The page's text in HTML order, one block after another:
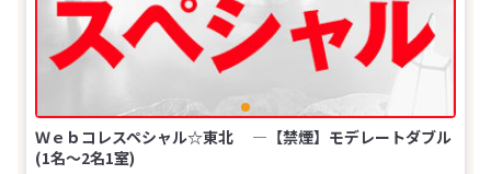
Ｗｅｂコレスペシャル☆東北 ―【禁煙】モデレートダブル
(1名～2名1室)